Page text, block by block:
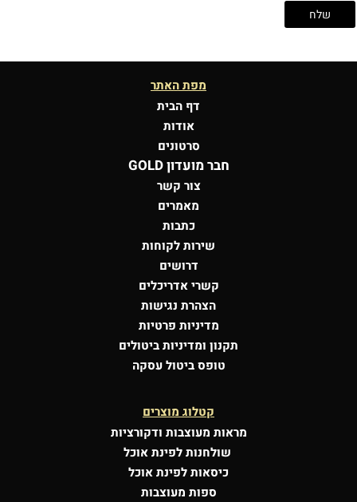
מפת האתר
דף הבית
אודות
סרטונים
חבר מועדון GOLD
צור קשר
מאמרים
כתבות
שירות לקוחות
דרושים
קשרי אדריכלים
הצהרת נגישות
מדיניות פרטיות
תקנון ומדיניות ביטולים
טופס ביטול עסקה
קטלוג מוצרים
מראות מעוצבות ודקורציות
שולחנות לפינת אוכל
כיסאות לפינת אוכל
ספות מעוצבות